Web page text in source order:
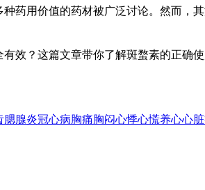
药用价值的药材被广泛讨论。然而
效？这篇文章带你了解斑蝥素的正确
腮腺炎冠心病胸痛胸闷心悸心慌养心心